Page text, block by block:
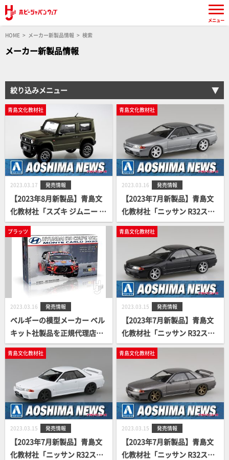
HOME メーカー新製品情報 検索
メーカー新製品情報
絞り込みメニュー
青島文化教材社
2023.03.17 発売情報
【2023年8月新製品】青島文
化教材社「スズキ ジムニー カ
スタムホイール(ジャングルグ
リーン)」
青島文化教材社
2023.03.16 発売情報
【2023年7月新製品】青島文
化教材社「ニッサン R32スカ
イラインGT-R カスタムホイ
ール(スパークシルバー)」
プラッツ
2023.03.16 発売情報
ベルギーの模型メーカー ベル
キット社製品を正規代理店と
してプラッツが取り扱いを開
始します！
青島文化教材社
2023.03.15 発売情報
【2023年7月新製品】青島文
化教材社「ニッサン R32スカ
イラインGT-R カスタムホイ
ール(ブラックパールメタリッ
青島文化教材社
2023.03.15 発売情報
【2023年7月新製品】青島文
化教材社「ニッサン R32スカ
青島文化教材社
2023.03.15 発売情報
【2023年7月新製品】青島文
化教材社「ニッサン R32スカ
メニュー